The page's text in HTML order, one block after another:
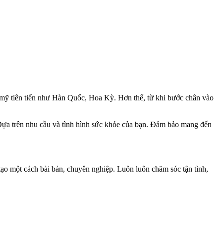
tiên tiến như Hàn Quốc, Hoa Kỳ. Hơn thế, từ khi bước chân vào
trên nhu cầu và tình hình sức khỏe của bạn. Đảm bảo mang đến
một cách bài bản, chuyên nghiệp. Luôn luôn chăm sóc tận tình,